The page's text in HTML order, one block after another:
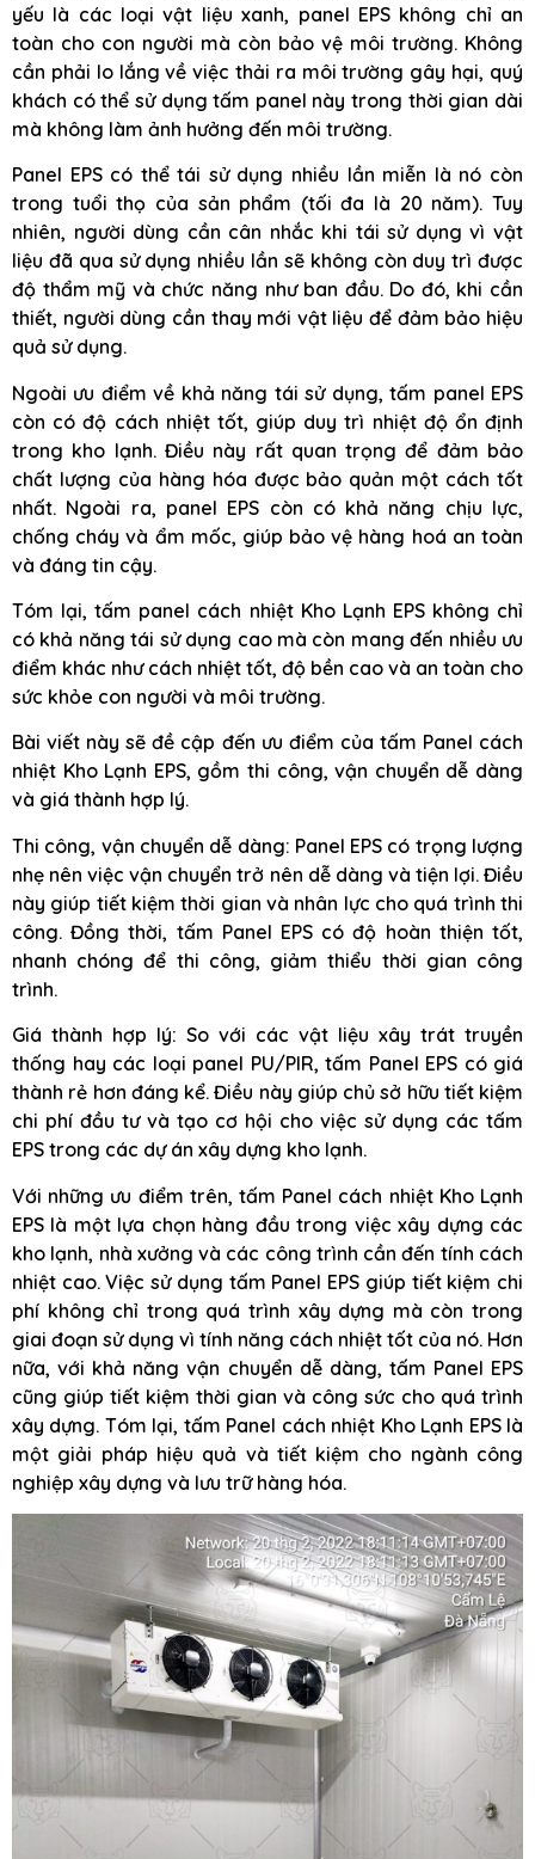
yếu là các loại vật liệu xanh, panel EPS không chỉ an
toàn cho con người mà còn bảo vệ môi trường. Không
cần phải lo lắng về việc thải ra môi trường gây hại, quý
khách có thể sử dụng tấm panel này trong thời gian dài
mà không làm ảnh hưởng đến môi trường.
Panel EPS có thể tái sử dụng nhiều lần miễn là nó còn
trong tuổi thọ của sản phẩm (tối đa là 20 năm). Tuy
nhiên, người dùng cần cân nhắc khi tái sử dụng vì vật
liệu đã qua sử dụng nhiều lần sẽ không còn duy trì được
độ thẩm mỹ và chức năng như ban đầu. Do đó, khi cần
thiết, người dùng cần thay mới vật liệu để đảm bảo hiệu
quả sử dụng.
Ngoài ưu điểm về khả năng tái sử dụng, tấm panel EPS
còn có độ cách nhiệt tốt, giúp duy trì nhiệt độ ổn định
trong kho lạnh. Điều này rất quan trọng để đảm bảo
chất lượng của hàng hóa được bảo quản một cách tốt
nhất. Ngoài ra, panel EPS còn có khả năng chịu lực,
chống cháy và ẩm mốc, giúp bảo vệ hàng hoá an toàn
và đáng tin cậy.
Tóm lại, tấm panel cách nhiệt Kho Lạnh EPS không chỉ
có khả năng tái sử dụng cao mà còn mang đến nhiều ưu
điểm khác như cách nhiệt tốt, độ bền cao và an toàn cho
sức khỏe con người và môi trường.
Bài viết này sẽ đề cập đến ưu điểm của tấm Panel cách
nhiệt Kho Lạnh EPS, gồm thi công, vận chuyển dễ dàng
và giá thành hợp lý.
Thi công, vận chuyển dễ dàng: Panel EPS có trọng lượng
nhẹ nên việc vận chuyển trở nên dễ dàng và tiện lợi. Điều
này giúp tiết kiệm thời gian và nhân lực cho quá trình thi
công. Đồng thời, tấm Panel EPS có độ hoàn thiện tốt,
nhanh chóng để thi công, giảm thiểu thời gian công
trình.
Giá thành hợp lý: So với các vật liệu xây trát truyền
thống hay các loại panel PU/PIR, tấm Panel EPS có giá
thành rẻ hơn đáng kể. Điều này giúp chủ sở hữu tiết kiệm
chi phí đầu tư và tạo cơ hội cho việc sử dụng các tấm
EPS trong các dự án xây dựng kho lạnh.
Với những ưu điểm trên, tấm Panel cách nhiệt Kho Lạnh
EPS là một lựa chọn hàng đầu trong việc xây dựng các
kho lạnh, nhà xưởng và các công trình cần đến tính cách
nhiệt cao. Việc sử dụng tấm Panel EPS giúp tiết kiệm chi
phí không chỉ trong quá trình xây dựng mà còn trong
giai đoạn sử dụng vì tính năng cách nhiệt tốt của nó. Hơn
nữa, với khả năng vận chuyển dễ dàng, tấm Panel EPS
cũng giúp tiết kiệm thời gian và công sức cho quá trình
xây dựng. Tóm lại, tấm Panel cách nhiệt Kho Lạnh EPS là
một giải pháp hiệu quả và tiết kiệm cho ngành công
nghiệp xây dựng và lưu trữ hàng hóa.